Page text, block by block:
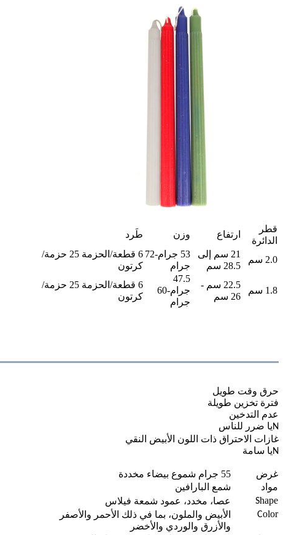
قطر
الدائرة
ارتفاع وزن طَرد
2.0 سم
21 سم إلى
28.5 سم
53 جرام-72
جرام
6 قطعة/الحزمة 25 حزمة/
كرتون
1.8 سم
22.5 سم -
26 سم
47.5
جرام-60
جرام
6 قطعة/الحزمة 25 حزمة/
كرتون
حرق وقت طويل
فترة تخزين طويلة
عدم التدخين
Nيا ضرر للناس
غازات الاحتراق ذات اللون الأبيض النقي
Nيا سامة
غرض
55 جرام شموع بيضاء مخددة
مواد
شمع البارافين
Shape عصا، مخدد، عمود شمعة فيلاس
Color
الأبيض والملون، بما في ذلك الأحمر والأصفر
والأزرق والوردي والأخضر